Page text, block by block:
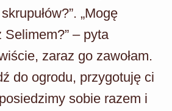
„Mogę
– pyta
zaraz go zawołam.
do ogrodu, przygotuję ci
sobie razem i